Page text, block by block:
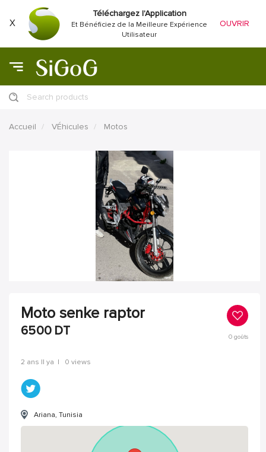
X
Téléchargez l'Application
Et Bénéficiez de la Meilleure Expérience
Utilisateur
OUVRIR
Search products
Accueil VÉhicules Motos
Moto senke raptor
6500 DT 0goûts
2 ans Il ya | 0 views
Ariana, Tunisia